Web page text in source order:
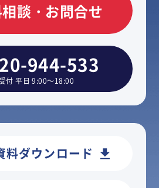
談・お問合せ
944-533
付 平日 9:00～18:00
料ダウンロード